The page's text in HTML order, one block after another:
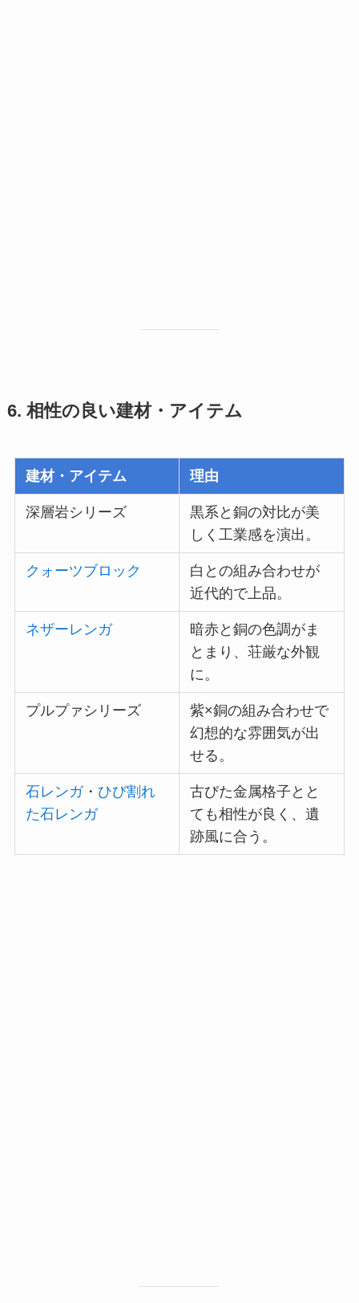
6. 相性の良い建材・アイテム
建材・アイテム 理由
深層岩シリーズ
黒系と銅の対比が美
しく工業感を演出。
クォーツブロック
白との組み合わせが
近代的で上品。
ネザーレンガ
暗赤と銅の色調がま
とまり、荘厳な外観
に。
プルプァシリーズ
紫×銅の組み合わせで
幻想的な雰囲気が出
せる。
石レンガ・ひび割れ
た石レンガ
古びた金属格子とと
ても相性が良く、遺
跡風に合う。